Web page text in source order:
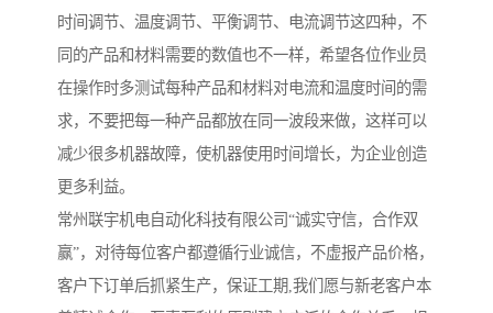
时间调节、温度调节、平衡调节、电流调节这四种，不
同的产品和材料需要的数值也不一样，希望各位作业员
在操作时多测试每种产品和材料对电流和温度时间的需
求，不要把每一种产品都放在同一波段来做，这样可以
减少很多机器故障，使机器使用时间增长，为企业创造
更多利益。
常州联宇机电自动化科技有限公司“诚实守信，合作双
赢”，对待每位客户都遵循行业诚信，不虚报产品价格，
客户下订单后抓紧生产，保证工期,我们愿与新老客户本